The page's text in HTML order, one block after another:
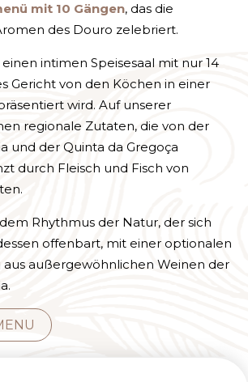
mit 10 Gängen, das die
des Douro zelebriert.
intimen Speisesaal mit nur 14
Gericht von den Köchen in einer
wird. Auf unserer
regionale Zutaten, die von der
und der Quinta da Gregoça
durch Fleisch und Fisch von
Rhythmus der Natur, der sich
offenbart, mit einer optionalen
außergewöhnlichen Weinen der